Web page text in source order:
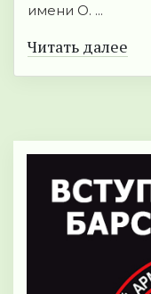
имени О. ...
Читать далее